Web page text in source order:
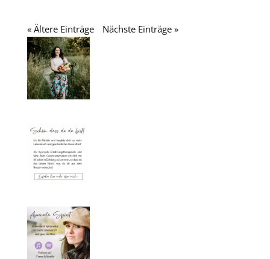
« Ältere Einträge Nächste Einträge »